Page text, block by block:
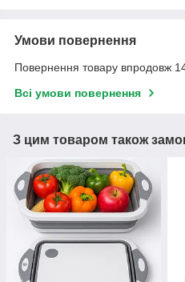
Умови повернення
Повернення товару впродовж
Всі умови повернення
З цим товаром також